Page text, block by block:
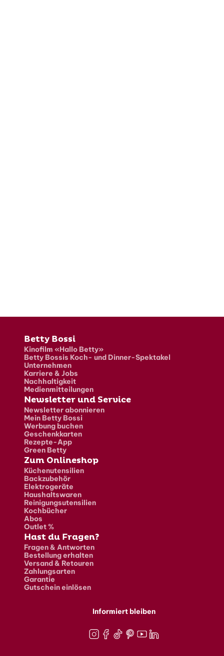
Fusszeile
Betty Bossi
Kinofilm «Hallo Betty»
Betty Bossis Koch- und Dinner-Spektakel
Unternehmen
Karriere & Jobs
Nachhaltigkeit
Medienmitteilungen
Newsletter und Service
Newsletter abonnieren
Mein Betty Bossi
Werbung buchen
Geschenkkarten
Rezepte-App
Green Betty
Zum Onlineshop
Küchenutensilien
Backzubehör
Elektrogeräte
Haushaltswaren
Reinigungsutensilien
Kochbücher
Abos
Outlet %
Hast du Fragen?
Fragen & Antworten
Bestellung erhalten
Versand & Retouren
Zahlungsarten
Garantie
Gutschein einlösen
Informiert bleiben